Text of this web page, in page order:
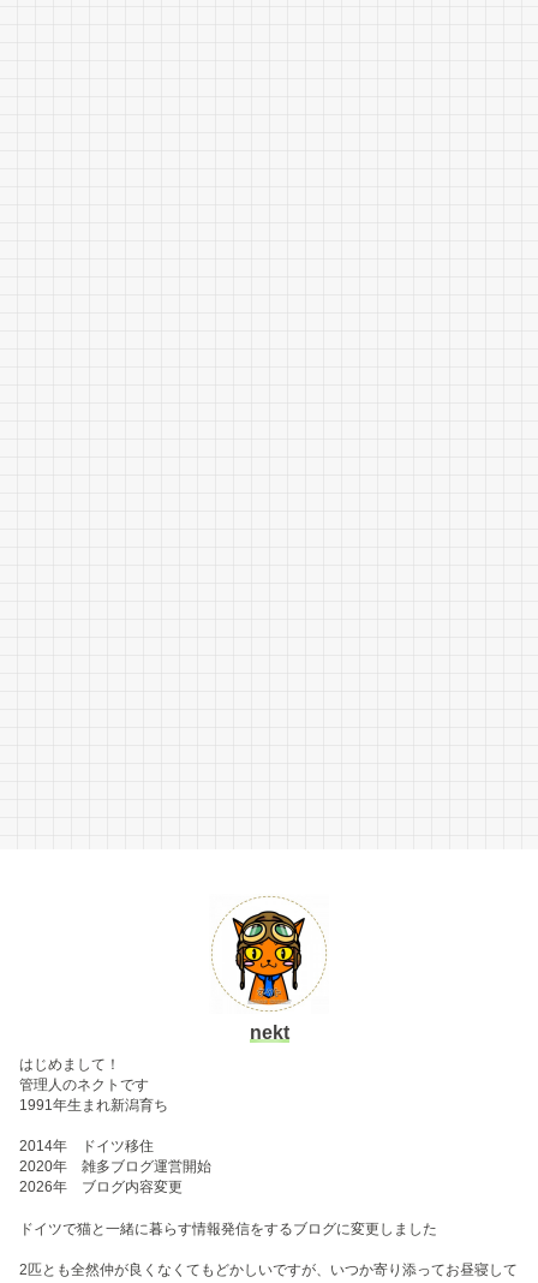
nekt
はじめまして！
管理人のネクトです
1991年生まれ新潟育ち
2014年 ドイツ移住
2020年 雑多ブログ運営開始
2026年 ブログ内容変更
ドイツで猫と一緒に暮らす情報発信をするブログに変更しました
2匹とも全然仲が良くなくてもどかしいですが、いつか寄り添ってお昼寝して